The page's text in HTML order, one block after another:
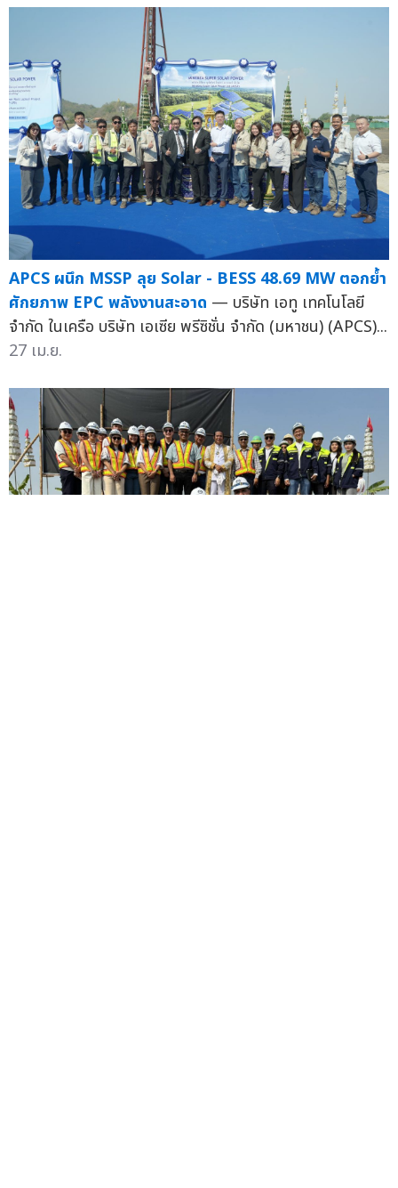
APCS ผนึก MSSP ลุย Solar - BESS 48.69 MW ตอกย้ำ
ศักยภาพ EPC พลังงานสะอาด — บริษัท เอทู เทคโนโลยี
จำกัด ในเครือ บริษัท เอเซีย พรีซิชั่น จำกัด (มหาชน) (APCS)...
27 เม.ย.